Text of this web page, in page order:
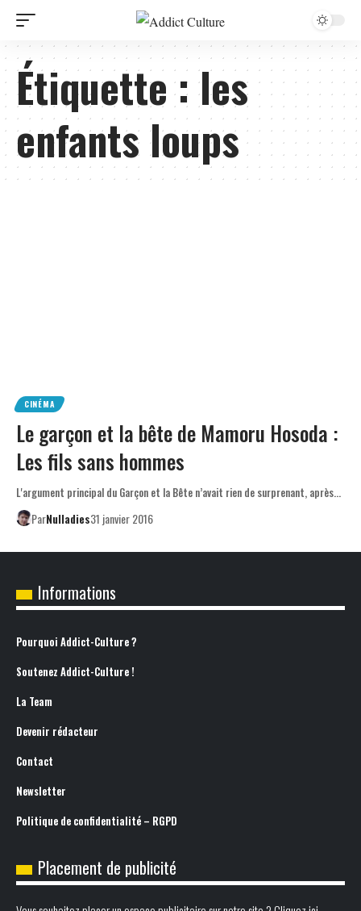
Étiquette :les
enfants loups
CINÉMA
Le garçon et la bête de Mamoru Hosoda :
Les fils sans hommes
L'argument principal du Garçon et la Bête n’avait rien de surprenant, après…
ParNulladies31 janvier 2016
Informations
Pourquoi Addict-Culture ?
Soutenez Addict-Culture !
La Team
Devenir rédacteur
Contact
Newsletter
Politique de confidentialité – RGPD
Placement de publicité